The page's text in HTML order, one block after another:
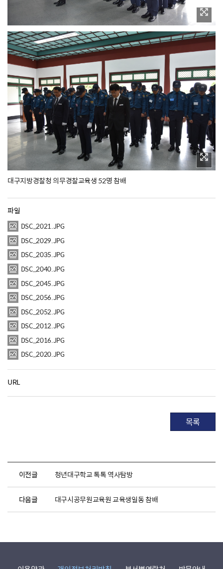
대구지방경찰청 의무경찰교육생 52명 참배
파일
DSC_2021.JPG
DSC_2029.JPG
DSC_2035.JPG
DSC_2040.JPG
DSC_2045.JPG
DSC_2056.JPG
DSC_2052.JPG
DSC_2012.JPG
DSC_2016.JPG
DSC_2020.JPG
URL
목록
이전글 청년대구학교 톡톡 역사탐방
다음글 대구시공무원교육원 교육생일동 참배